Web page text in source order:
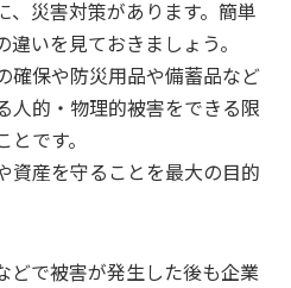
、災害対策があります。簡単
いを見ておきましょう。
確保や防災用品や備蓄品など
人的・物理的被害をできる限
です。
資産を守ることを最大の目的
どで被害が発生した後も企業